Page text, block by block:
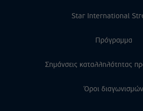
Star International
Πρόγραμμα
Σημάνσεις καταλληλότητας
Όροι διαγωνισμών